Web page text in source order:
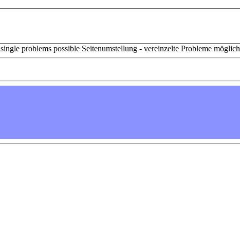
problems possible Seitenumstellung - vereinzelte Probleme möglich